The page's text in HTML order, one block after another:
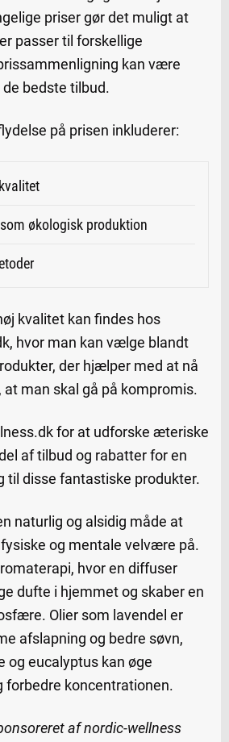
priser gør det muligt at
passer til forskellige
kan være
bedste tilbud.
på prisen inkluderer:
økologisk produktion
kvalitet kan findes hos
hvor man kan vælge blandt
der hjælper med at nå
man skal gå på kompromis.
for at udforske æteriske
af tilbud og rabatter for en
til disse fantastiske produkter.
naturlig og alsidig måde at
og mentale velvære på.
hvor en diffuser
dufte i hjemmet og skaber en
Olier som lavendel er
afslapning og bedre søvn,
og eucalyptus kan øge
forbedre koncentrationen.
af nordic-wellness